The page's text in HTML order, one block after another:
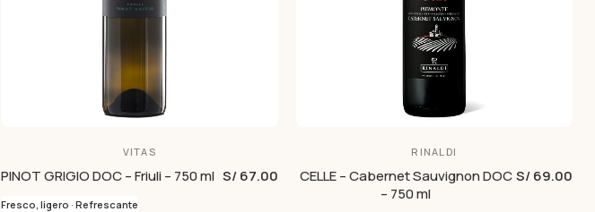
VITAS
PINOT GRIGIO DOC – Friuli – 750 ml S/ 67.00
Fresco, ligero · Refrescante
RINALDI
CELLE – Cabernet Sauvignon DOC
– 750 ml
S/ 69.00